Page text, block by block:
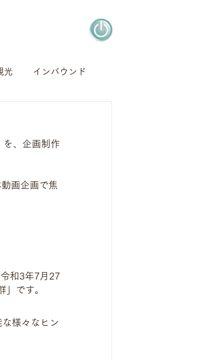
光 インバウンド
を、企画制作
画企画で焦
和3年7月27
です。
様々なヒン